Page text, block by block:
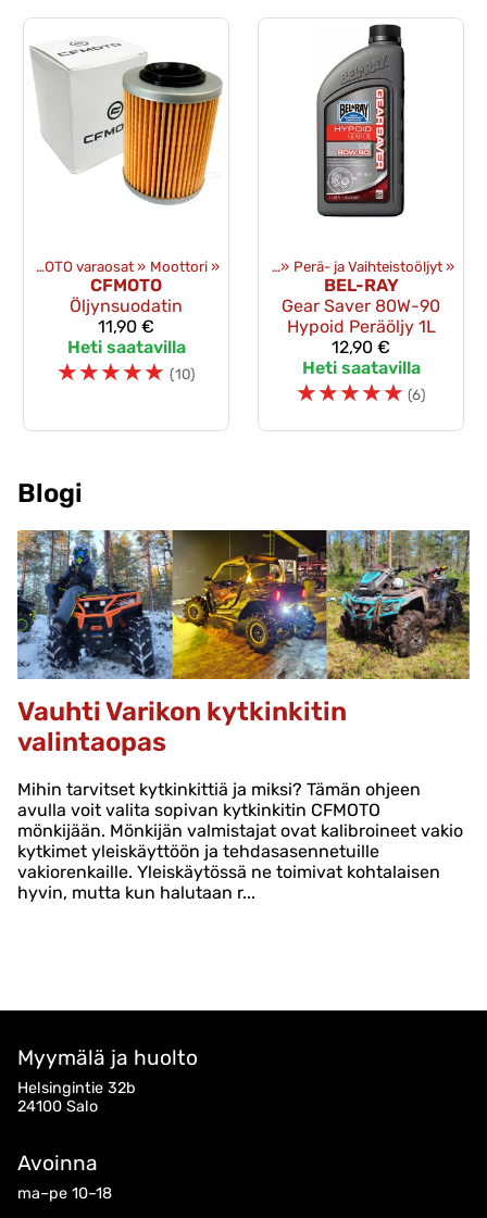
CFMOTO varaosat ‪» Moottori ‪»
CFMOTO
Öljynsuodatin
11,90 €
Heti saatavilla
☆☆☆☆☆ (10)
Tuotteet ‪» Öljyt ja kemikaalit ‪» Perä- ja Vaihteistoöljyt ‪»
BEL-RAY
Gear Saver 80W-90
Hypoid Peräöljy 1L
12,90 €
Heti saatavilla
☆☆☆☆☆ (6)
Blogi
Vauhti Varikon kytkinkitin
valintaopas
Mihin tarvitset kytkinkittiä ja miksi? Tämän ohjeen
avulla voit valita sopivan kytkinkitin CFMOTO
mönkijään. Mönkijän valmistajat ovat kalibroineet vakio
kytkimet yleiskäyttöön ja tehdasasennetuille
vakiorenkaille. Yleiskäytössä ne toimivat kohtalaisen
hyvin, mutta kun halutaan r...
Myymälä ja huolto
Helsingintie 32b
24100 Salo
Avoinna
ma–pe 10–18